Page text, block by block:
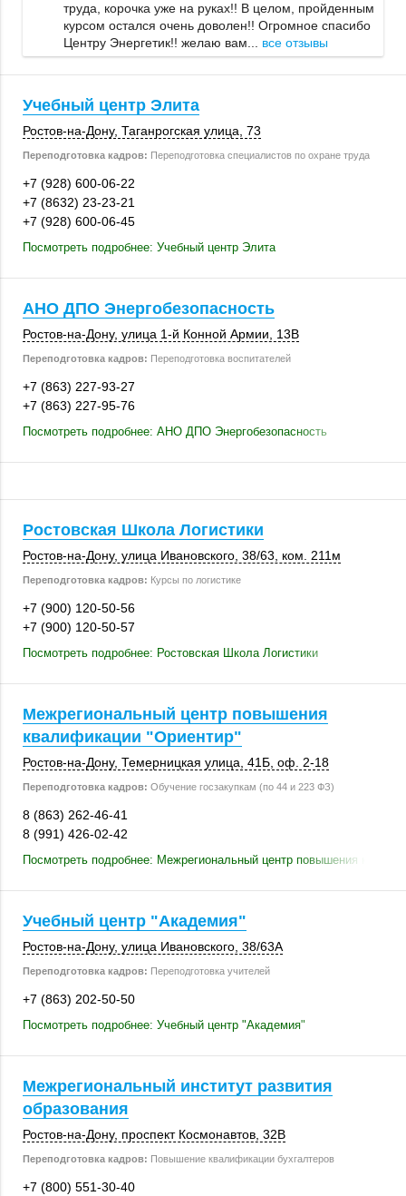
труда, корочка уже на руках!! В целом, пройденным
курсом остался очень доволен!! Огромное спасибо
Центру Энергетик!! желаю вам... все отзывы
Учебный центр Элита
Ростов-на-Дону, Таганрогская улица, 73
Переподготовка кадров: Переподготовка специалистов по охране труда
+7 (928) 600-06-22
+7 (8632) 23-23-21
+7 (928) 600-06-45
Посмотреть подробнее: Учебный центр Элита
АНО ДПО Энергобезопасность
Ростов-на-Дону, улица 1-й Конной Армии, 13В
Переподготовка кадров: Переподготовка воспитателей
+7 (863) 227-93-27
+7 (863) 227-95-76
Посмотреть подробнее: АНО ДПО Энергобезопасность
Ростовская Школа Логистики
Ростов-на-Дону, улица Ивановского 38/63 ком. 211м
Переподготовка кадров: Курсы по логистике
+7 (900) 120-50-56
+7 (900) 120-50-57
Посмотреть подробнее: Ростовская Школа Логистики
Межрегиональный центр повышения
квалификации "Ориентир"
Ростов-на-Дону, Темерницкая улица 41Б оф. 2-18
Переподготовка кадров: Обучение госзакупкам (по 44 и 223 ФЗ)
8 (863) 262-46-41
8 (991) 426-02-42
Посмотреть подробнее: Межрегиональный центр повышения
Учебный центр "Академия"
Ростов-на-Дону, улица Ивановского 38/63А
Переподготовка кадров: Переподготовка учителей
+7 (863) 202-50-50
Посмотреть подробнее: Учебный центр "Академия"
Межрегиональный институт развития
образования
Ростов-на-Дону, проспект Космонавтов, 32В
Переподготовка кадров: Повышение квалификации бухгалтеров
+7 (800) 551-30-40